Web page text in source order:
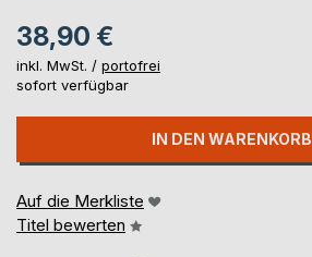
38,90 €
inkl. MwSt. / portofrei
sofort verfügbar
IN DEN WARENKORB
Auf die Merkliste
Titel bewerten